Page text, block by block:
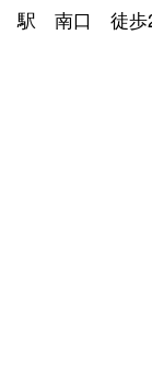
駅 南口 徒歩2